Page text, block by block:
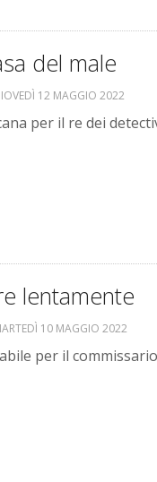
del male
12 MAGGIO 2022
per il re dei
lentamente
10 MAGGIO 2022
per il